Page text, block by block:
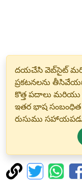
దయచేసి వెబ్‌సైట్
ప్రకటనలను
కొత్త పదాలు
ఇతర భాష
రుసుము